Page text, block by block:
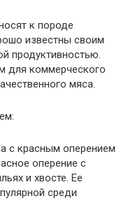
к породе
известны своим
продуктивностью.
для коммерческого
мяса.
с красным оперением
оперение с
и хвосте. Ее
среди